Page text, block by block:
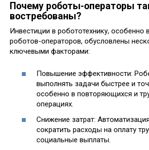
Почему роботы-операторы
востребованы?
Инвестиции в робототехнику, особенно
роботов-операторов, обусловлены
ключевыми факторами:
Повышение эффективности:
выполнять задачи быстрее и
особенно в повторяющихся и
операциях.
Снижение затрат:
сократить расходы на оплату
социальные выплаты.